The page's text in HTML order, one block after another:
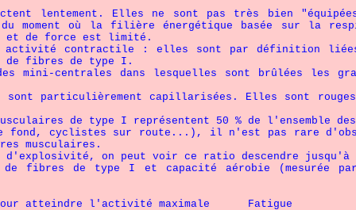
lentement. Elles ne sont pas très bien
où la filière énergétique basée sur la
et de force est limité.
activité contractile : elles sont par définition
de fibres de type I.
mini-centrales dans lesquelles sont brûlées
particulièrement capillarisées. Elles sont
de type I représentent 50 % de l'ensemble
de fond, cyclistes sur route...), il n'est pas rare
musculaires.
on peut voir ce ratio descendre jusqu'à
fibres de type I et capacité aérobie (mesurée
l'activité maximale Fatigue